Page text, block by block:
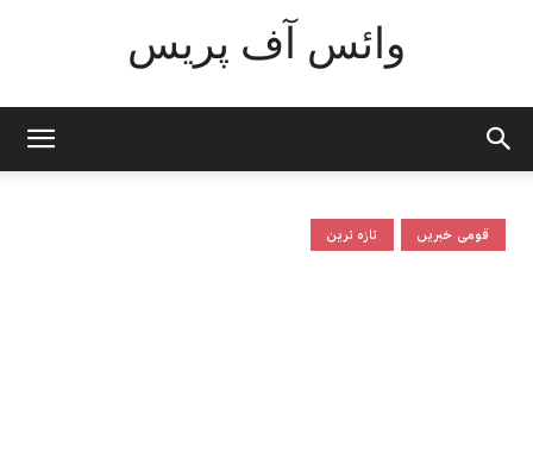
وائس آف پریس
تازہ ترین قومی خبریں